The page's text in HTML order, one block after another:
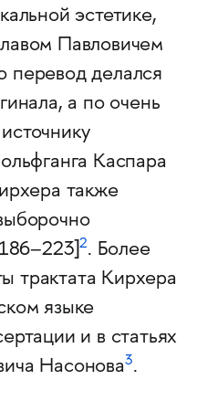
эстетике,
Павловичем
перевод делался
а по очень
Каспара
также
2. Более
трактата Кирхера
языке
и в статьях
Насонова3.